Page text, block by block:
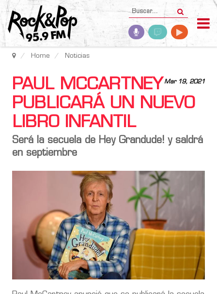
Home Noticias
Mar 19, 2021
PAUL MCCARTNEY
PUBLICARÁ UN NUEVO
LIBRO INFANTIL
Será la secuela de Hey Grandude! y saldrá
en septiembre